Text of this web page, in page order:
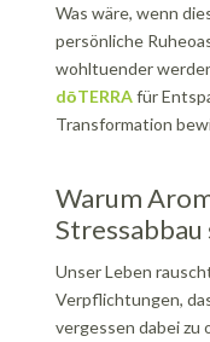
Was wäre, wenn
persönliche
wohltuender
dōTERRAfür
Transformation
Warum
Unser Leben
Verpflichtungen,
vergessen dabei zu